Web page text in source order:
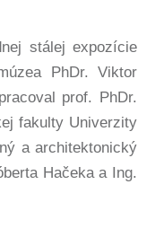
stálej expozície
PhDr. Viktor
prof. PhDr.
fakulty Univerzity
a architektonický
Hačeka a Ing.